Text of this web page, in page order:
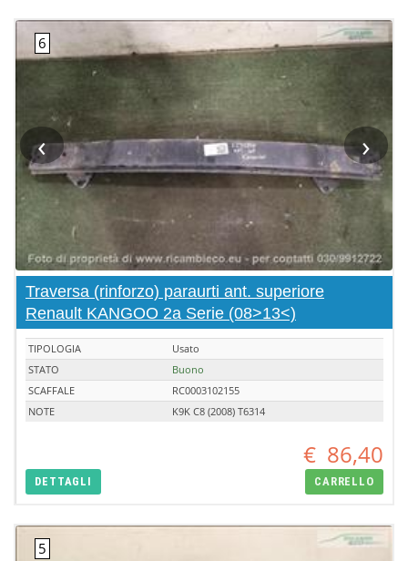
‹ ›
Traversa (rinforzo) paraurti ant. superiore
Renault KANGOO 2a Serie (08>13<)
TIPOLOGIA
Usato
STATO
Buono
SCAFFALE
RC0003102155
NOTE
K9K C8 (2008) T6314
€ 86,40
DETTAGLI CARRELLO